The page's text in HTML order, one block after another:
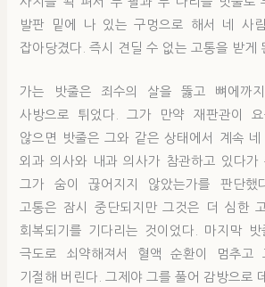
발판 밑에 나 있는 구멍으로 해서 네 사
잡아당겼다. 즉시 견딜 수 없는 고통을 받게
가는 밧줄은 죄수의 살을 뚫고 뼈에까
사방으로 튀었다. 그가 만약 재판관이 요
않으면 밧줄은 그와 같은 상태에서 계속 네
외과 의사와 내과 의사가 참관하고 있다가
그가 숨이 끊어지지 않았는가를 판단했
고통은 잠시 중단되지만 그것은 더 심한
회복되기를 기다리는 것이었다. 마지막
극도로 쇠약해져서 혈액 순환이 멈추고
기절해 버린다. 그제야 그를 풀어 감방으로